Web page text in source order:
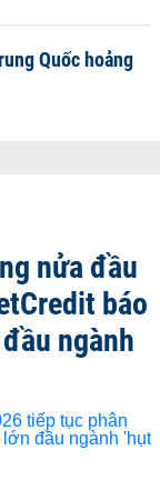
Quốc hoảng
nửa đầu
báo
ngành